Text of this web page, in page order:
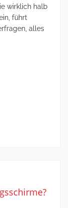
wirklich halb
führt
alles